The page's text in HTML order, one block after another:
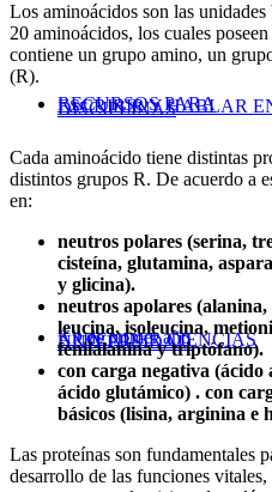
DISCIPLINAS
ESCRIBIR Y HABLAR
UNIVERSIDAD
RECURSOS PARA
APRENDER CIENCIAS
Kit de primer año
Los aminoácidos son las
20 aminoácidos, los cuales
contiene un grupo amino, un
(R).
Cada aminoácido tiene distintas
distintos grupos R. De acuerdo a
en:
neutros polares (serina,
cisteína, glutamina,
y glicina).
neutros apolares
leucina, isoleucina,
fenilalanina y triptófano).
con carga negativa (ácido
ácido glutámico) . con
básicos (lisina, arginina e
Las proteínas son fundamentales
desarrollo de las funciones